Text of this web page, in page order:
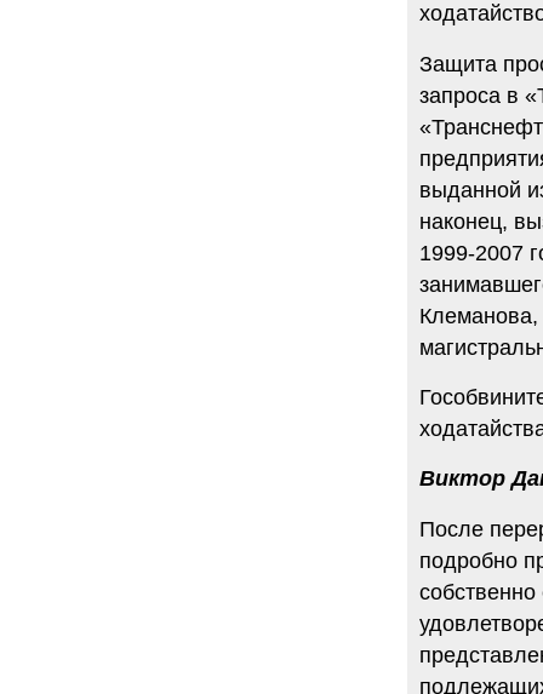
Защита
запроса в
выданной
наконец,
1999-2007
Клеманова,
Виктор
После
подробно